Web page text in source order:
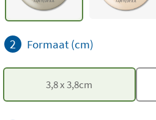
2 Formaat (cm)
3,8x3,8cm